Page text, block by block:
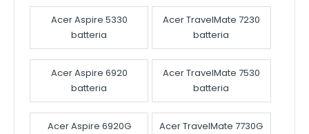
Acer Aspire 5330
batteria
Acer TravelMate 7230
batteria
Acer Aspire 6920
batteria
Acer TravelMate 7530
batteria
Acer Aspire 6920G
Acer TravelMate 7730G